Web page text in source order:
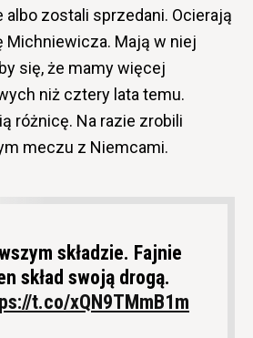
zostali sprzedani. Ocierają
Michniewicza. Mają w niej
się, że mamy więcej
niż cztery lata temu.
różnicę. Na razie zrobili
meczu z Niemcami.
składzie. Fajnie
skład swoją drogą.
t.co/xQN9TMmB1m